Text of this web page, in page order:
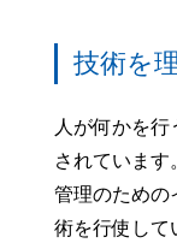
技術を
人が何かを
されていま
管理のための
術を行使して